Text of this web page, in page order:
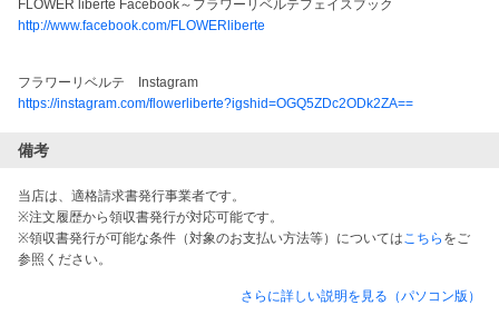
FLOWER liberte Facebook～フラワーリベルテフェイスブック
http://www.facebook.com/FLOWERliberte
フラワーリベルテ　Instagram
https://instagram.com/flowerliberte?igshid=OGQ5ZDc2ODk2ZA==
備考
当店は、適格請求書発行事業者です。
※注文履歴から領収書発行が対応可能です。
※領収書発行が可能な条件（対象のお支払い方法等）についてはこちら をご
参照ください。
さらに詳しい説明を見る（パソコン版）